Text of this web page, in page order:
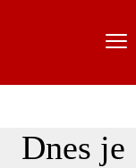
Dnes je